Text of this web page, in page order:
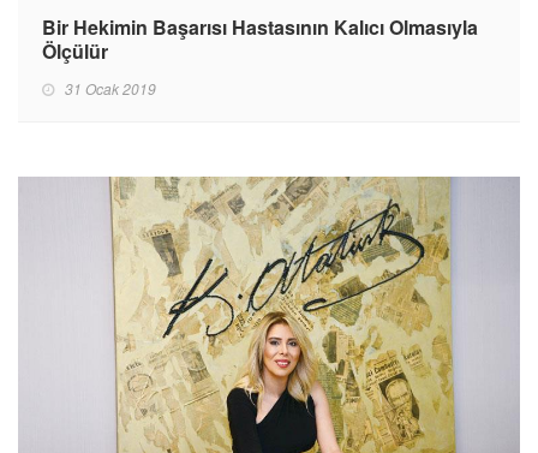
Bir Hekimin Başarısı Hastasının Kalıcı Olmasıyla
Ölçülür
31 Ocak 2019